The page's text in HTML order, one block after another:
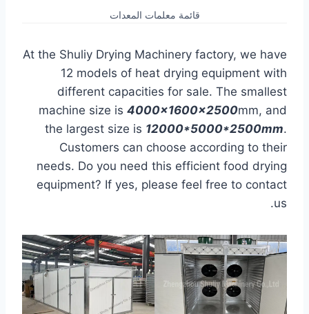
قائمة معلمات المعدات
At the Shuliy Drying Machinery factory, we have
12 models of heat drying equipment with
different capacities for sale. The smallest
machine size is 4000x1600x2500mm, and
the largest size is 12000*5000*2500mm.
Customers can choose according to their
needs. Do you need this efficient food drying
equipment? If yes, please feel free to contact
us.